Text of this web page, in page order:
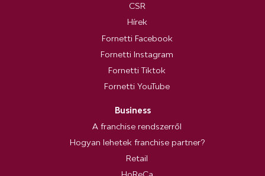
CSR
Hírek
Fornetti Facebook
Fornetti Instagram
Fornetti Tiktok
Fornetti YouTube
Business
A franchise rendszerről
Hogyan lehetek franchise partner?
Retail